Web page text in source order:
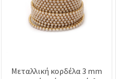
Μεταλλική κορδέλα 3 mm